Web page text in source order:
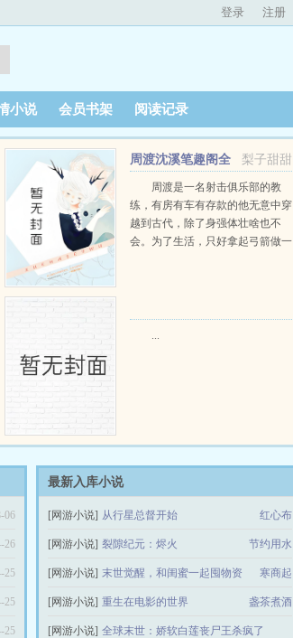
登录 注册
小说 会员书架 阅读记录
梨子甜甜
周渡沈溪笔趣阁全
文免费阅读
周渡是一名射击俱乐部的教
练，有房有车有存款的他无意中穿
越到古代，除了身强体壮啥也不
会。为了生活，只好拿起弓箭做一
...
最新入库小说
[网游小说] 从行星总督开始 红心布
[网游小说] 裂隙纪元：烬火 节约用水
[网游小说] 末世觉醒，和闺蜜一起囤物资 寒商起
[网游小说] 重生在电影的世界 盏茶煮酒
[网游小说] 全球末世：娇软白莲丧尸王杀疯了
06
26
25
25
25